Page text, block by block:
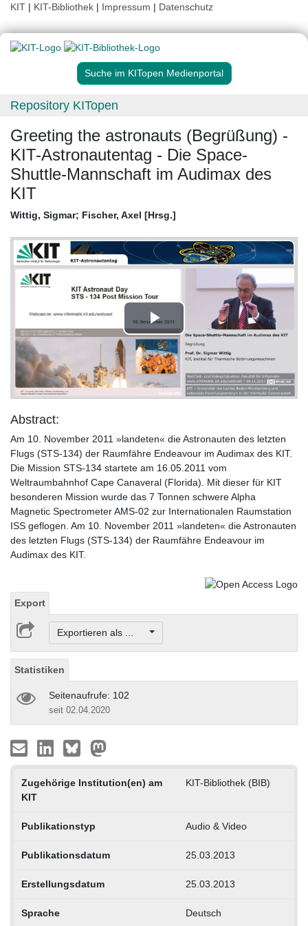
KIT | KIT-Bibliothek | Impressum | Datenschutz
Suche im KITopen Medienportal
Repository KITopen
Greeting the astronauts (Begrüßung) -
KIT-Astronautentag - Die Space-
Shuttle-Mannschaft im Audimax des
KIT
Wittig, Sigmar; Fischer, Axel [Hrsg.]
Play
Video
Abstract:
Am 10. November 2011 »landeten« die Astronauten des letzten
Flugs (STS-134) der Raumfähre Endeavour im Audimax des KIT.
Die Mission STS-134 startete am 16.05.2011 vom
Weltraumbahnhof Cape Canaveral (Florida). Mit dieser für KIT
besonderen Mission wurde das 7 Tonnen schwere Alpha
Magnetic Spectrometer AMS-02 zur Internationalen Raumstation
ISS geflogen. Am 10. November 2011 »landeten« die Astronauten
des letzten Flugs (STS-134) der Raumfähre Endeavour im
Audimax des KIT.
Export
Exportieren als ...
Statistiken
Seitenaufrufe: 102
seit 02.04.2020
Zugehörige Institution(en) am
KIT
KIT-Bibliothek (BIB)
Publikationstyp Audio & Video
Publikationsdatum 25.03.2013
Erstellungsdatum 25.03.2013
Sprache Deutsch